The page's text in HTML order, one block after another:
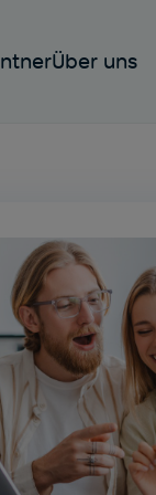
Über uns
gerne